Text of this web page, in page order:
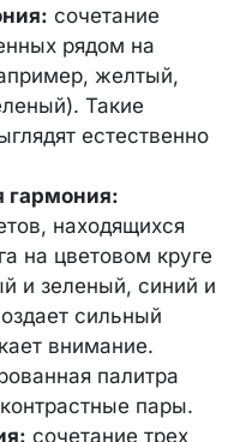
сочетание
рядом на
желтый,
Такие
естественно
гармония:
находящихся
на цветовом круге
и зеленый, синий и
сильный
внимание.
палитра
пары.
сочетание трех